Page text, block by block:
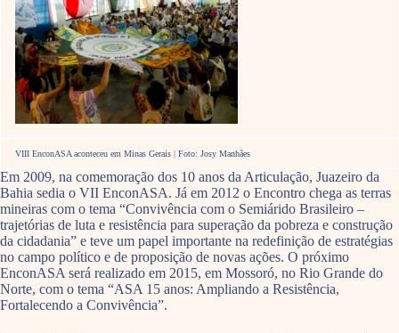
VIII EnconASA aconteceu em Minas Gerais | Foto: Josy Manhães
Em 2009, na comemoração dos 10 anos da Articulação, Juazeiro da
Bahia sedia o VII EnconASA. Já em 2012 o Encontro chega as terras
mineiras com o tema “Convivência com o Semiárido Brasileiro –
trajetórias de luta e resistência para superação da pobreza e construção
da cidadania” e teve um papel importante na redefinição de estratégias
no campo político e de proposição de novas ações. O próximo
EnconASA será realizado em 2015, em Mossoró, no Rio Grande do
Norte, com o tema “ASA 15 anos: Ampliando a Resistência,
Fortalecendo a Convivência”.